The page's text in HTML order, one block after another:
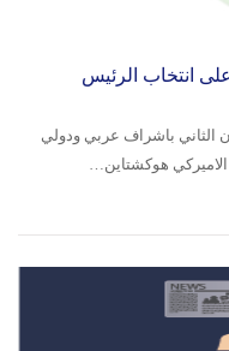
انتخاب الرئيس
انتخاب رئيس للجمهورية في 9 كانون الثاني باشراف عربي ودولي
هوكشتاين…